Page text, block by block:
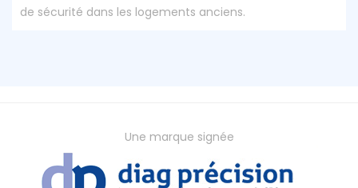
de sécurité dans les logements anciens.
Une marque signée